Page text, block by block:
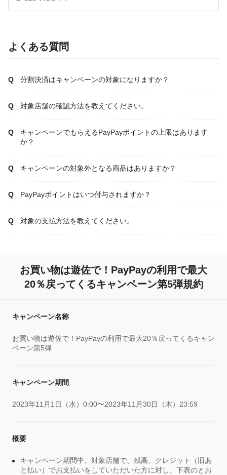
よくある質問
分割決済はキャンペーンの対象になりますか？
対象店舗の確認方法を教えてください。
キャンペーンでもらえるPayPayポイントの上限はあります
か？
キャンペーンの対象外となる商品はありますか？
PayPayポイントはいつ付与されますか？
対象の支払方法を教えてください。
お買い物は遊佐で！PayPayの利用で最大
20％戻ってくるキャンペーン第5弾規約
キャンペーン名称
お買い物は遊佐で！PayPayの利用で最大20％戻ってくるキャン
ペーン第5弾
キャンペーン期間
2023年11月1日（水）0:00〜2023年11月30日（木）23:59
概要
キャンペーン期間中、対象店舗で、残高、クレジット（旧あ
と払い）でお支払いをしていただいた方に対し、下表のとお